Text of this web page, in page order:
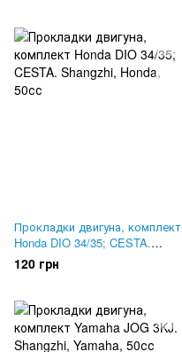
Прокладки двигуна, комплект
Honda DIO 34/35; CESTA.
Shangzhi
120 грн